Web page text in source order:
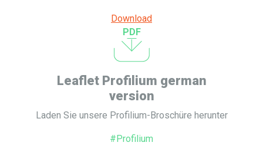
Download
PDF
Leaflet Profilium german
version
Laden Sie unsere Profilium-Broschüre herunter
#Profilium